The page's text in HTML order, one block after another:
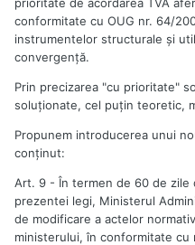
conformitate cu OUG nr. 64/
instrumentelor structurale şi
convergenţă.
Prin precizarea "cu prioritate"
soluţionate, cel puţin teoretic,
Propunem introducerea unui
conţinut:
Art. 9 - În termen de 60 de zile
prezentei legi, Ministerul
de modificare a actelor
ministerului, în conformitate cu